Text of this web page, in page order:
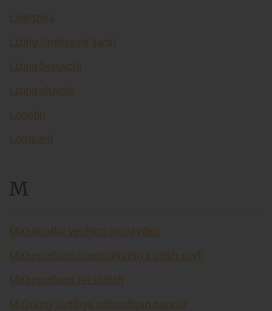
Lisenziya
Lizing (moliyaviy ijara)
Lizing beruvchi
Lizing oluvchi
Logotip
Lombard
M
Ma'lumotlar yechimi provayderi
Ma'lumotlarni manipulyatsiya qilish xavfi
Ma'lumotlarni tekshirish
Ma'muriy tartibga solinadigan narxlar